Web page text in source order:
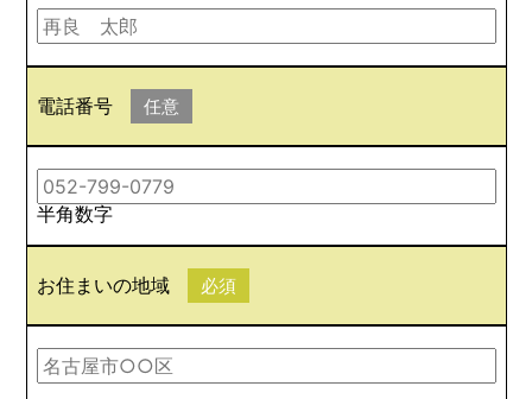
電話番号 任意
半角数字
お住まいの地域 必須